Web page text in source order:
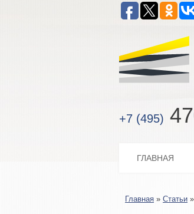
+7 (495)
ГЛАВНАЯ
Главная » Статьи »